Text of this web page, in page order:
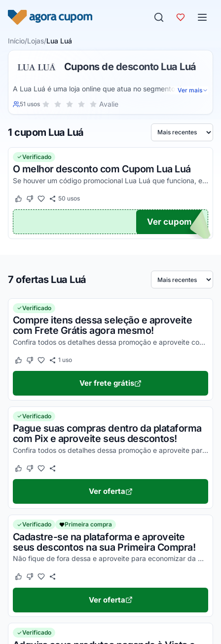
Início/Lojas/Lua Luá
Cupons de desconto Lua Luá
A Lua Luá é uma loja online que atua no segmento de
vestimentas para moda cool e comfy. Assim, você pode
para você escolher.
Ver mais
51 usosSua nota para Lua Luá, de 1 a 5 estrelas
5 estrelas
4 estrelas
3 estrelas
2 estrelas
1 estrela Avalie
1 cupom Lua Luá Ordenar por
Verificado
O melhor desconto com Cupom Lua Luá
Se houver um código promocional Lua Luá que funciona, ele estará aqui na nossa página. Pegue o voucher e confira agora!
Este cupom funcionou
Este cupom não funcionou
50 usos
TICO
Ver cupom
7 ofertas Lua Luá Ordenar por
Verificado
Compre itens dessa seleção e aproveite
com Frete Grátis agora mesmo!
Confira todos os detalhes dessa promoção e aproveite com vantagens simplesmente incríveis!
Este cupom funcionou
Este cupom não funcionou
1 uso
Ver frete grátis
Verificado
Pague suas compras dentro da plataforma
com Pix e aproveite seus descontos!
Confira todos os detalhes dessa promoção e aproveite para economizar agora mesmo!
Este cupom funcionou
Este cupom não funcionou
Ver oferta
Verificado Primeira compra
Cadastre-se na plataforma e aproveite
seus descontos na sua Primeira Compra!
Não fique de fora dessa e aproveite para economizar da melhor maneira possível!
Este cupom funcionou
Este cupom não funcionou
Ver oferta
Verificado